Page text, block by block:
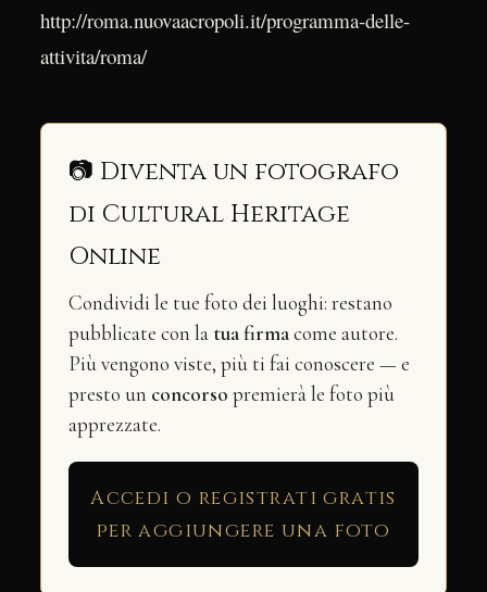
http://roma.nuovaacropoli.it/programma-delle-
attivita/roma/
📷 Diventa un fotografo
di Cultural Heritage
Online
Condividi le tue foto dei luoghi: restano
pubblicate con la tua firmacome autore.
Più vengono viste, più ti fai conoscere — e
presto un concorso premierà le foto più
apprezzate.
Accedi o registrati gratis
per aggiungere una foto